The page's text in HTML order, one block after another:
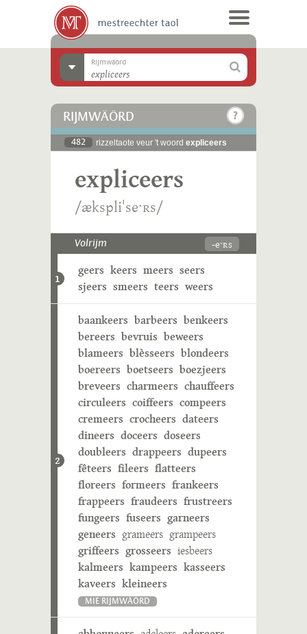
Rijmwäörd
RIJMWÄÖRD
482 rizzeltaote veur 't woord expliceers
expliceers
/ækspliˈseˑʀs/
Volrijm -eˑʀs
1
geers keers meers seers
sjeers smeers teers weers
2
baankeers barbeers benkeers
bereers bevruis beweers
blameers blèsseers blondeers
boereers boetseers boezjeers
breveers charmeers chauffeers
circuleers coiffeers compeers
cremeers crocheers dateers
dineers doceers doseers
doubleers drappeers dupeers
fêteers fileers flatteers
floreers formeers frankeers
frappeers fraudeers frustreers
fungeers fuseers garneers
geneers grameers grampeers
griffeers grosseers iesbeers
kalmeers kampeers kasseers
kaveers kleineers
MIE RIJMWÄÖRD